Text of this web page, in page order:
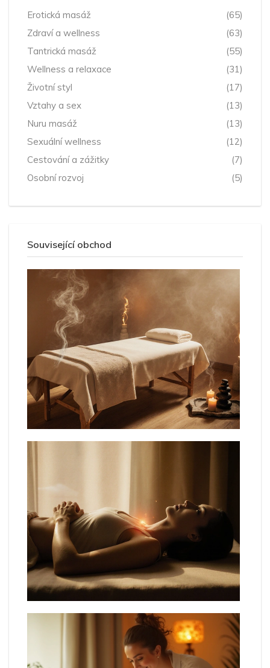
Erotická masáž
(65)
Zdraví a wellness
(63)
Tantrická masáž
(55)
Wellness a relaxace
(31)
Životní styl
(17)
Vztahy a sex
(13)
Nuru masáž
(13)
Sexuální wellness
(12)
Cestování a zážitky
(7)
Osobní rozvoj
(5)
Související obchod